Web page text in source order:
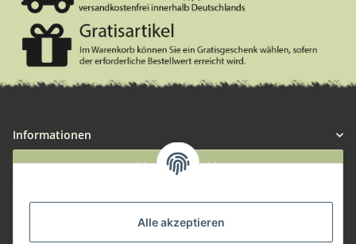
Alle akzeptieren
Informationen
Widerruf anmelden